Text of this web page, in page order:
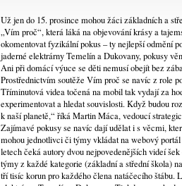
Už jen do 15. prosince mohou žáci základních a
„Vím proč“, která láká na objevování krásy a
okomentovat fyzikální pokus – ty nejlepší odmění
jaderné elektrárny Temelín a Dukovany, pokusy
Ani při domácí výuce se děti nemusí obejít bez
Prostřednictvím soutěže Vím proč se navíc z role
Tříminutová videa točená na mobil tak vydají za
experimentovat a hledat souvislosti. Když budou
k naší planetě,“ říká Martin Máca, vedoucí
Zajímavé pokusy se navíc dají udělat i s věcmi,
mohou jednotlivci či týmy vkládat na webový
letech čeká autory dvou nejpovedenějších videí
týmy z každé kategorie (základní a střední škola)
tří tisíc korun pro každého člena natáčecího štábu.